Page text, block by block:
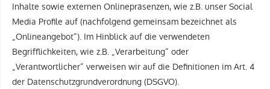
Inhalte sowie externen Onlinepräsenzen, wie z.B. unser Social
Media Profile auf (nachfolgend gemeinsam bezeichnet als
„Onlineangebot“). Im Hinblick auf die verwendeten
Begrifflichkeiten, wie z.B. „Verarbeitung“ oder
„Verantwortlicher“ verweisen wir auf die Definitionen im Art. 4
der Datenschutzgrundverordnung (DSGVO).